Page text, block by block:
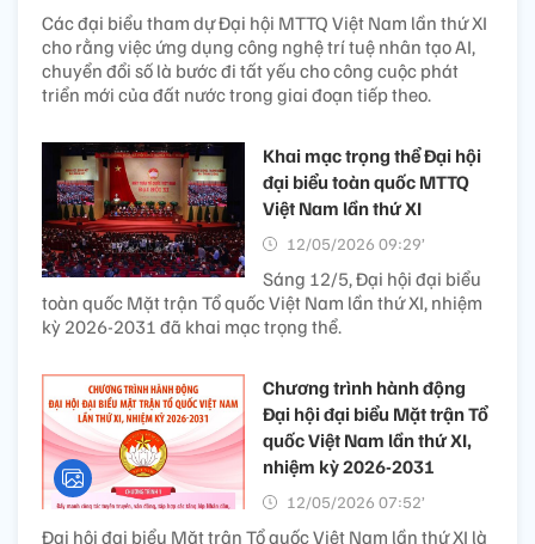
Các đại biểu tham dự Đại hội MTTQ Việt Nam lần thứ XI
cho rằng việc ứng dụng công nghệ trí tuệ nhân tạo AI,
chuyển đổi số là bước đi tất yếu cho công cuộc phát
triển mới của đất nước trong giai đoạn tiếp theo.
Khai mạc trọng thể Đại hội
đại biểu toàn quốc MTTQ
Việt Nam lần thứ XI
12/05/2026 09:29’
Sáng 12/5, Đại hội đại biểu
toàn quốc Mặt trận Tổ quốc Việt Nam lần thứ XI, nhiệm
kỳ 2026-2031 đã khai mạc trọng thể.
Chương trình hành động
Đại hội đại biểu Mặt trận Tổ
quốc Việt Nam lần thứ XI,
nhiệm kỳ 2026-2031
12/05/2026 07:52’
Đại hội đại biểu Mặt trận Tổ quốc Việt Nam lần thứ XI là